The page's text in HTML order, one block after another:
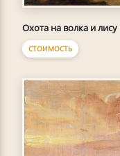
Охота на волка и лису
СТОИМОСТЬ